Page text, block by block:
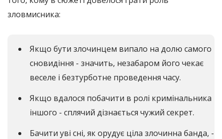
зловмисника:
Якщо бути злочинцем випало на долю самого
сновидіння - значить, незабаром його чекає
веселе і безтурботне проведення часу.
Якщо вдалося побачити в ролі кримінальника
іншого - сплячий дізнається чужий секрет.
Бачити уві сні, як орудує ціла злочинна банда, -